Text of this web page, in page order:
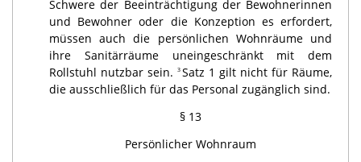
Schwere der Beeinträchtigung der Bewohnerinnen
und Bewohner oder die Konzeption es erfordert,
müssen auch die persönlichen Wohnräume und
ihre Sanitärräume uneingeschränkt mit dem
Rollstuhl nutzbar sein.3 Satz 1 gilt nicht für Räume,
die ausschließlich für das Personal zugänglich sind.
§ 13
Persönlicher Wohnraum